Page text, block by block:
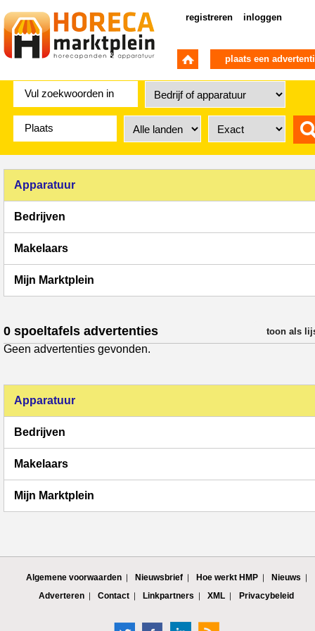
registreren inloggen
plaats een
Apparatuur
Bedrijven
Makelaars
Mijn Marktplein
0 spoeltafels advertenties verfijn
toon als
Geen advertenties gevonden.
Apparatuur
Bedrijven
Makelaars
Mijn Marktplein
Algemene voorwaarden Nieuwsbrief Hoe werkt HMP
Nieuws
Adverteren
Contact Linkpartners XML Privacybeleid